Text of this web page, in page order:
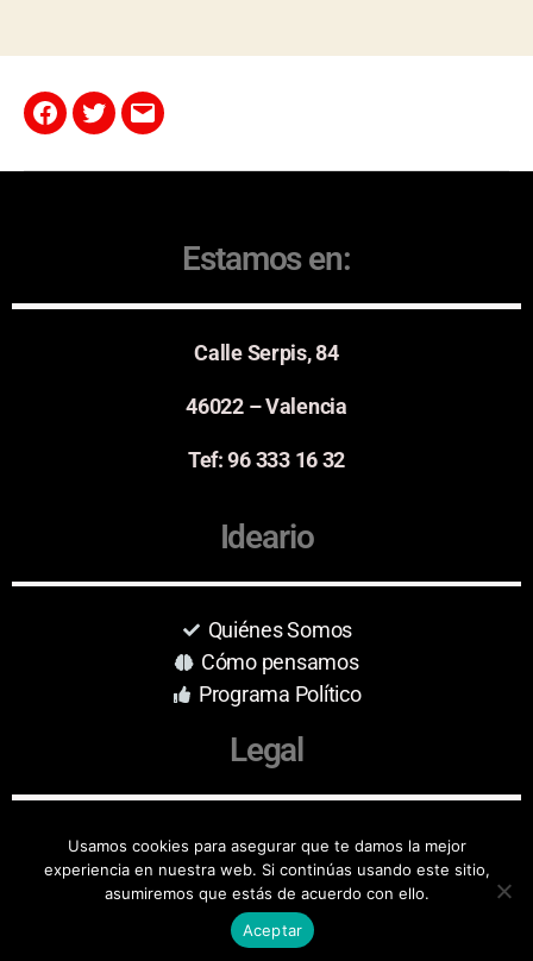
Estamos en:
Calle Serpis, 84
46022 – Valencia
Tef: 96 333 16 32
Ideario
Quiénes Somos
Cómo pensamos
Programa Político
Legal
Aviso Legal
Protección de Datos
Usamos cookies para asegurar que te damos la mejor
experiencia en nuestra web. Si continúas usando este sitio,
asumiremos que estás de acuerdo con ello.
Aceptar